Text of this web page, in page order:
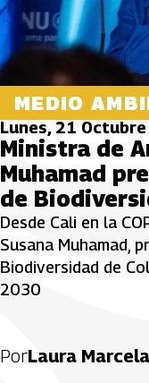
MEDIO
Lunes, 21
Ministra de
Muhamad
de
Desde Cali en la
Susana Muhamad,
Biodiversidad de
2030
PorLaura